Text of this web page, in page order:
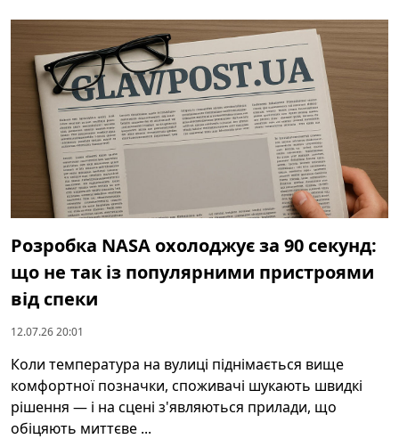
Розробка NASA охолоджує за 90 секунд:
що не так із популярними пристроями
від спеки
12.07.26 20:01
Коли температура на вулиці піднімається вище
комфортної позначки, споживачі шукають швидкі
рішення — і на сцені з'являються прилади, що
обіцяють миттєве ...